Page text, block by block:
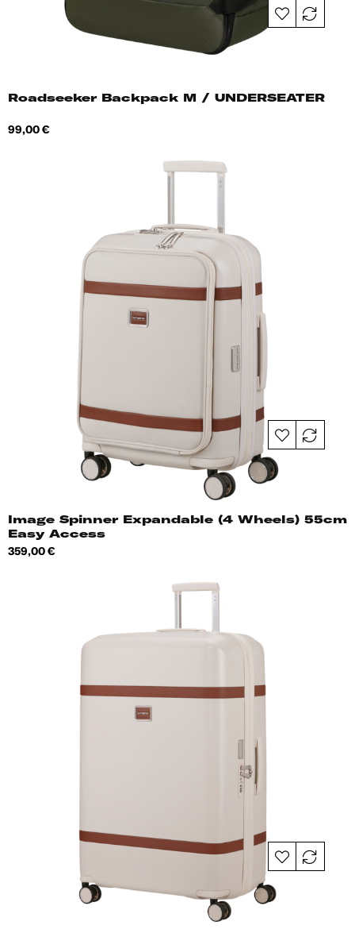
Roadseeker Backpack M / UNDERSEATER
Hind
99,00 €
Image Spinner Expandable (4 Wheels) 55cm
Easy Access
Hind
359,00 €